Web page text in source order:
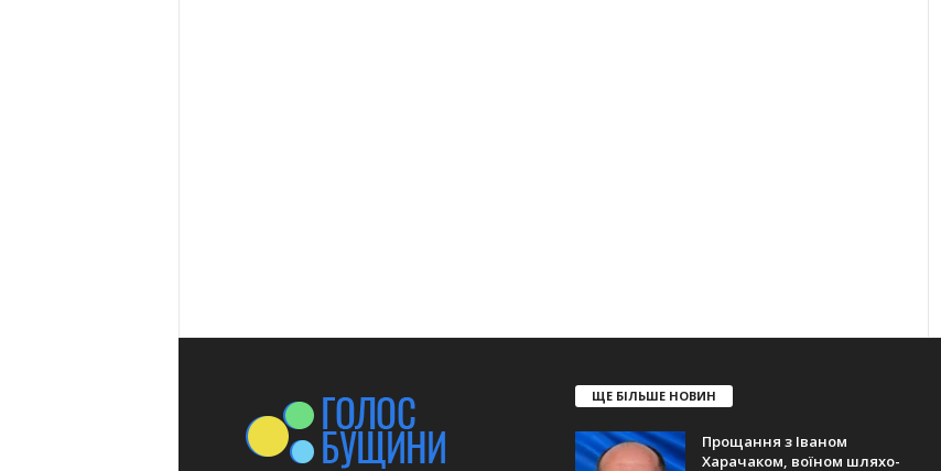
ЩЕ БІЛЬШЕ НОВИН
Прощання з Іваном
Харачаком, воїном шляхо-